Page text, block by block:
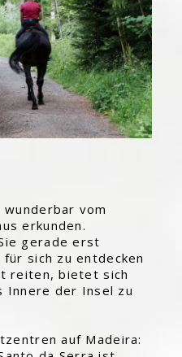
vom
erkunden.
gerade erst
sich zu entdecken
reiten, bietet sich
Innere der Insel zu
auf Madeira: